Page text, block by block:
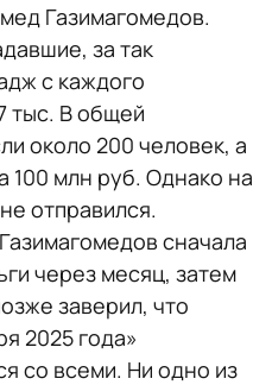
Газимагомедов.
за так
с каждого
тыс. В общей
около 200 человек, а
100 млн руб. Однако на
отправился.
сначала
через месяц, затем
заверил, что
2025 года»
со всеми. Ни одно из